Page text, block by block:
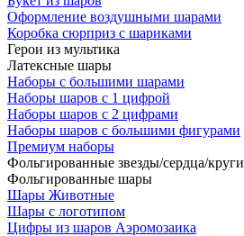
Оформление воздушными шарами
Коробка сюрприз с шариками
Герои из мультика
Латексные шары
Наборы с большими шарами
Наборы шаров с 1 цифрой
Наборы шаров с 2 цифрами
Наборы шаров с большими фигурами
Премиум наборы
Фольгированные звезды/сердца/круги
Фольгированные шары
Шары Животные
Шары с логотипом
Цифры из шаров Аэромозаика